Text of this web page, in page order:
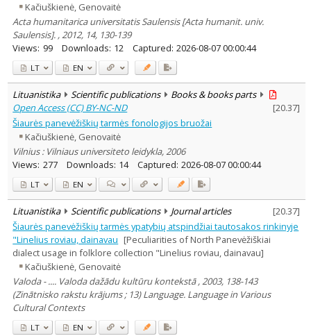
Kačiuškienė, Genovaitė
Acta humanitarica universitatis Saulensis [Acta humanit. univ.
Saulensis]. , 2012, 14, 130-139
Views: 99 Downloads: 12 Captured: 2026-08-07 00:00:44
LT EN
Lituanistika Scientific publications
Books & books parts
Open Access (CC) BY-NC-ND
[20.37]
Šiaurės panevėžiškių tarmės fonologijos bruožai
Kačiuškienė, Genovaitė
Vilnius : Vilniaus universiteto leidykla, 2006
Views: 277 Downloads: 14 Captured: 2026-08-07 00:00:44
LT EN
Lituanistika Scientific publications Journal articles [20.37]
Šiaurės panevėžiškių tarmės ypatybių atspindžiai tautosakos rinkinyje
"Linelius roviau, dainavau [Peculiarities of North Panevėžiškiai
dialect usage in folklore collection "Linelius roviau, dainavau]
Kačiuškienė, Genovaitė
Valoda - .... Valoda dažādu kultūru kontekstā , 2003, 138-143
(Zinātnisko rakstu krājums ; 13) Language. Language in Various
Cultural Contexts
LT EN